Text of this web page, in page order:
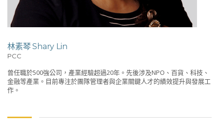
林素琴 Shary Lin
PCC
曾任職於500強公司，產業經驗超過20年。先後涉及NPO、百貨、科技、
金融等產業。目前專注於團隊管理者與企業關鍵人才的績效提升與發展工
作。